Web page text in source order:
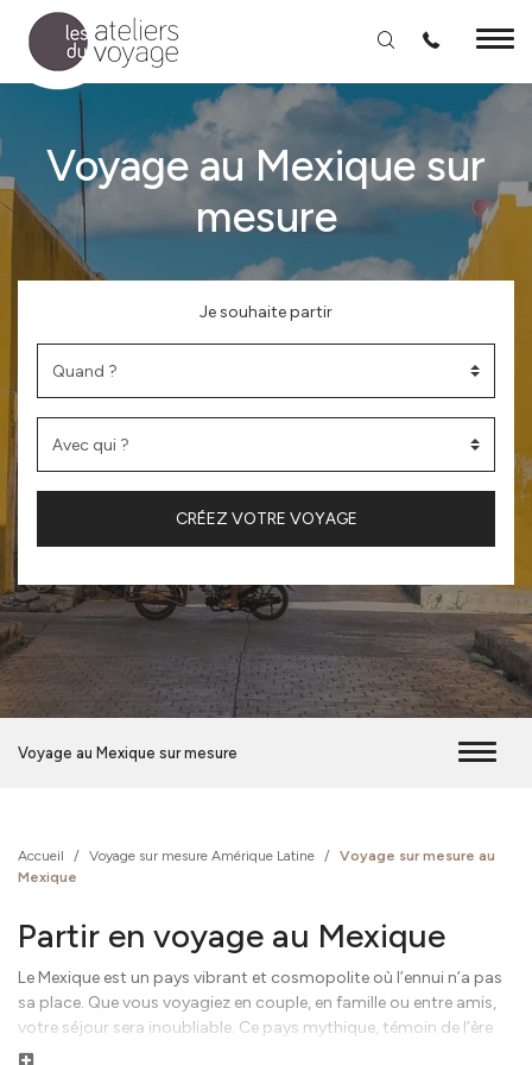
Aller au contenu principal
Voyage au Mexique sur
mesure
Je souhaite partir
CRÉEZ VOTRE VOYAGE
Voyage au Mexique sur mesure
Accueil / Voyage sur mesure Amérique Latine / Voyage sur mesure au
Mexique
Partir en voyage au Mexique
Le Mexique est un pays vibrant et cosmopolite où l’ennui n’a pas
sa place. Que vous voyagiez en couple, en famille ou entre amis,
votre séjour sera inoubliable. Ce pays mythique, témoin de l’ère
préhispanique, de la révolution et de la création de fêtes colorées,
Lire la suite